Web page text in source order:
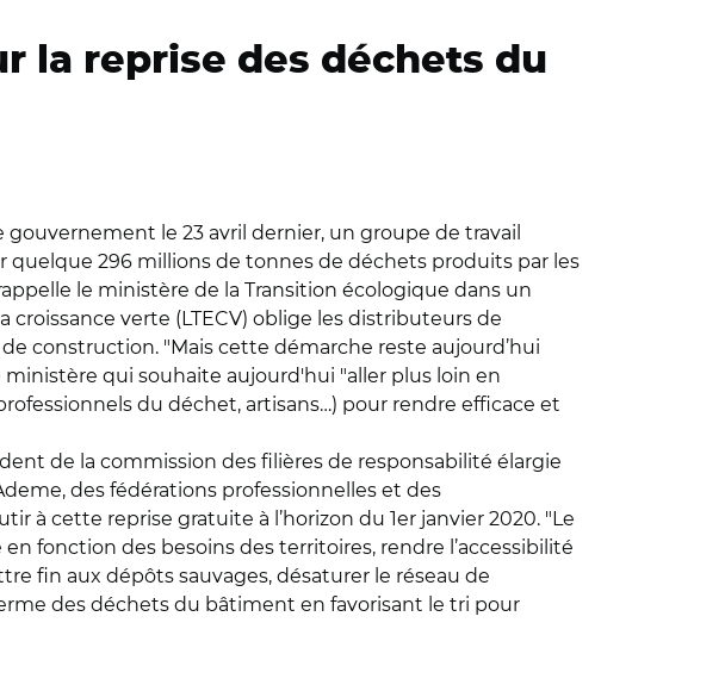
la reprise des déchets du
le 23 avril dernier, un groupe de travail
quelque 296 millions de tonnes de déchets produits par les
le ministère de la Transition écologique dans un
verte (LTECV) oblige les distributeurs de
construction. "Mais cette démarche reste aujourd’hui
ministère qui souhaite aujourd'hui "aller plus loin en
du déchet, artisans…) pour rendre efficace et
de la commission des filières de responsabilité élargie
des fédérations professionnelles et des
à cette reprise gratuite à l’horizon du 1er janvier 2020. "Le
fonction des besoins des territoires, rendre l’accessibilité
fin aux dépôts sauvages, désaturer le réseau de
des déchets du bâtiment en favorisant le tri pour